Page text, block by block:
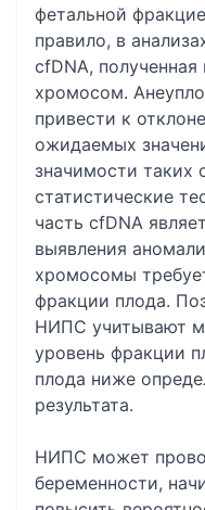
фетальной
правило, в
cfDNA,
хромосом.
привести к
ожидаемых
значимости таких
статистические
часть cfDNA
выявления
хромосомы
фракции плода.
НИПС учитывают
уровень фракции
плода ниже
результата.
НИПС может
беременности,